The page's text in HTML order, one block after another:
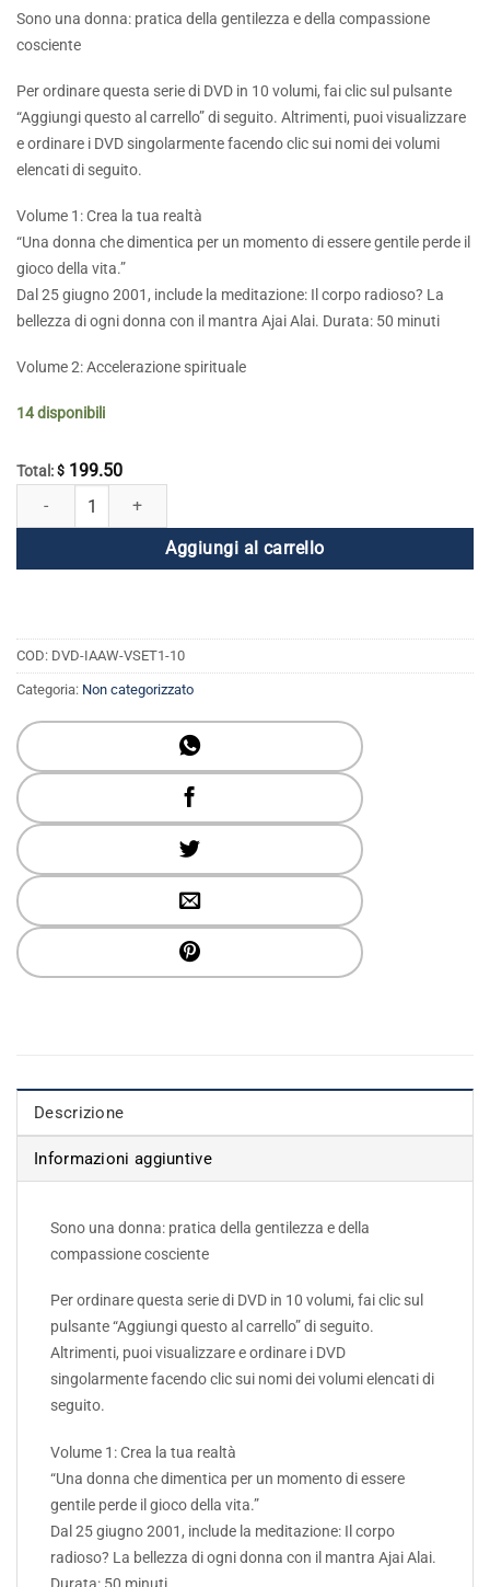
Sono una donna: pratica della gentilezza e della compassione
cosciente
Per ordinare questa serie di DVD in 10 volumi, fai clic sul pulsante
“Aggiungi questo al carrello” di seguito. Altrimenti, puoi visualizzare
e ordinare i DVD singolarmente facendo clic sui nomi dei volumi
elencati di seguito.
Volume 1: Crea la tua realtà
“Una donna che dimentica per un momento di essere gentile perde il
gioco della vita.”
Dal 25 giugno 2001, include la meditazione: Il corpo radioso? La
bellezza di ogni donna con il mantra Ajai Alai. Durata: 50 minuti
Volume 2: Accelerazione spirituale
14 disponibili
Total: $ 199.50
Sono una donna DVD serie 1 e 2 (set di 10 volumi) quantità
Aggiungi al carrello
COD: DVD-IAAW-VSET1-10
Categoria: Non categorizzato
Descrizione
Informazioni aggiuntive
Sono una donna: pratica della gentilezza e della
compassione cosciente
Per ordinare questa serie di DVD in 10 volumi, fai clic sul
pulsante “Aggiungi questo al carrello” di seguito.
Altrimenti, puoi visualizzare e ordinare i DVD
singolarmente facendo clic sui nomi dei volumi elencati di
seguito.
Volume 1: Crea la tua realtà
“Una donna che dimentica per un momento di essere
gentile perde il gioco della vita.”
Dal 25 giugno 2001, include la meditazione: Il corpo
radioso? La bellezza di ogni donna con il mantra Ajai Alai.
Durata: 50 minuti